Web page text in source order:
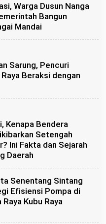
Warga Dusun Nanga
Bangun
Mandai
Sarung, Pencuri
Beraksi dengan
Kenapa Bendera
Setengah
Ini Fakta dan Sejarah
Daerah
Senentang Sintang
Efisiensi Pompa di
Kubu Raya